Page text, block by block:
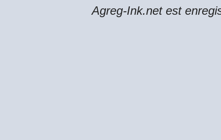
Agreg-Ink.net est